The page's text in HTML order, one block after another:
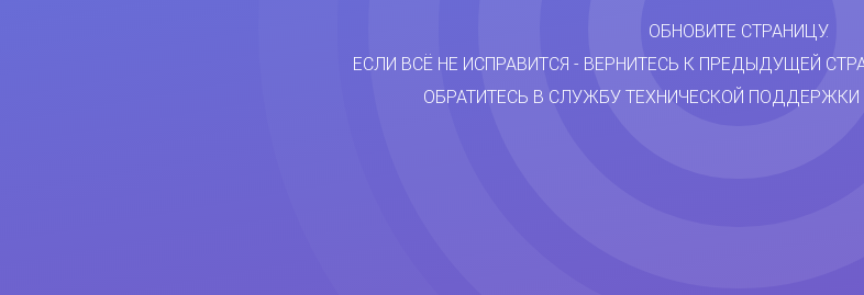
ОБНОВИТЕ СТРАНИЦУ.
ЕСЛИ ВСЁ НЕ ИСПРАВИТСЯ - ВЕРНИТЕСЬ К ПРЕДЫДУЩЕЙ
ОБРАТИТЕСЬ В СЛУЖБУ ТЕХНИЧЕСКОЙ ПОДДЕРЖКИ